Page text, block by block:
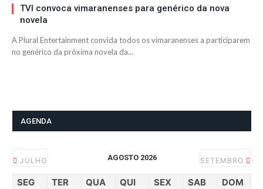
TVI convoca vimaranenses para genérico da nova
novela
A Plural Entertainment convida todos os vimaranenses a participarem
no genérico da próxima novela da…
AGENDA
JULHO AGOSTO 2026 SETEMBRO
SEG TER QUA QUI SEX SAB DOM